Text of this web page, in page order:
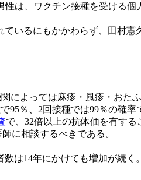
は、ワクチン接種を受ける個
いるにもかかわらず、田村憲
関によっては麻疹・風疹・おた
％、2回接種では99％の確率
で、32倍以上の抗体価を有す
に相談するべきである。
は14年にかけても増加が続く